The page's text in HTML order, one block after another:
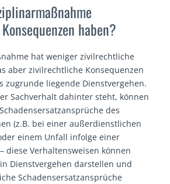
haben?
hat weniger zivilrechtliche
aber zivilrechtliche Konsequenzen
zugrunde liegende Dienstvergehen.
Sachverhalt dahinter steht, können
des
(z.B. bei einer außerdienstlichen
einem Unfall infolge einer
diese Verhaltensweisen können
Dienstvergehen darstellen und
Schadensersatzansprüche